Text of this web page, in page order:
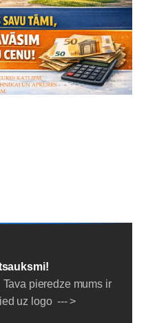
pieredze mums ir
uz logo --- >